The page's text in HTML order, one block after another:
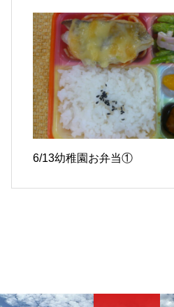
6/13幼稚園お弁当①